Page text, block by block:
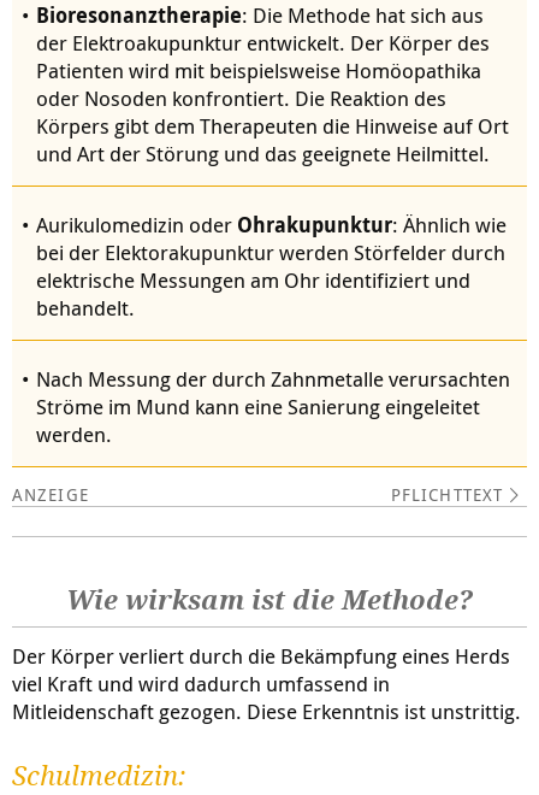
Bioresonanztherapie: Die Methode hat sich aus
der Elektroakupunktur entwickelt. Der Körper des
Patienten wird mit beispielsweise Homöopathika
oder Nosoden konfrontiert. Die Reaktion des
Körpers gibt dem Therapeuten die Hinweise auf Ort
und Art der Störung und das geeignete Heilmittel.
Aurikulomedizin oder Ohrakupunktur: Ähnlich wie
bei der Elektorakupunktur werden Störfelder durch
elektrische Messungen am Ohr identifiziert und
behandelt.
Nach Messung der durch Zahnmetalle verursachten
Ströme im Mund kann eine Sanierung eingeleitet
werden.
PFLICHTTEXT
Wie wirksam ist die Methode?
Der Körper verliert durch die Bekämpfung eines Herds
viel Kraft und wird dadurch umfassend in
Mitleidenschaft gezogen. Diese Erkenntnis ist unstrittig.
Schulmedizin: